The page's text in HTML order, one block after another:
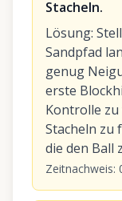
Stacheln.
Lösung:
Sandpfad
genug
erste
Kontrolle
Stacheln zu
die den Ball
Zeitnachweis: